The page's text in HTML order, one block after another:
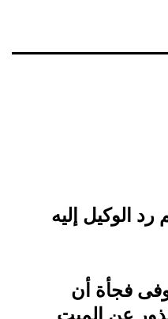
الوكيل إليه
فجأة أن